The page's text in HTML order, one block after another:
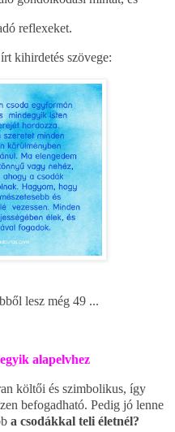
reflexeket.
kihirdetés szövege:
lesz még 49 ...
alapelvhez
költői és szimbolikus, így
befogadható. Pedig jó lenne
a csodákkal teli életnél?